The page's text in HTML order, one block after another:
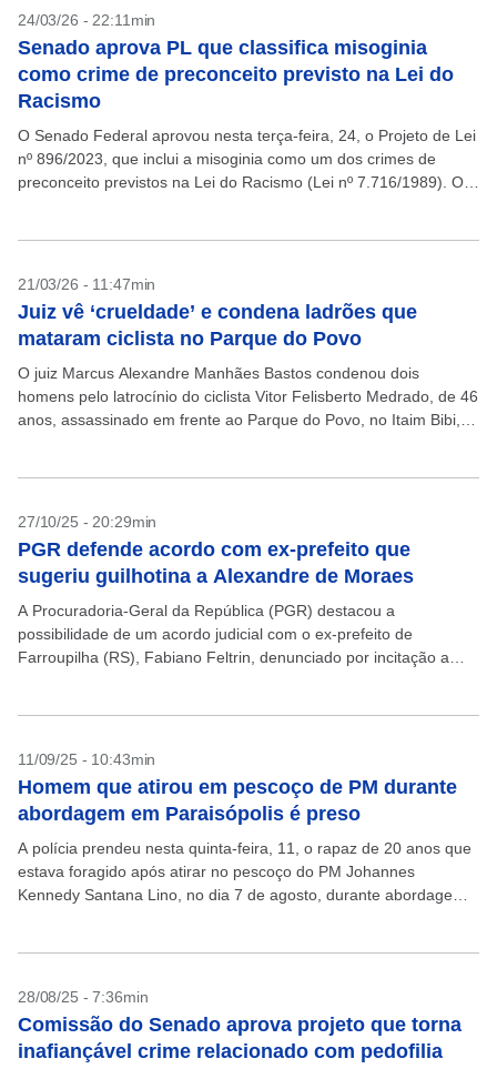
24/03/26 - 22:11min
Senado aprova PL que classifica misoginia
como crime de preconceito previsto na Lei do
Racismo
O Senado Federal aprovou nesta terça-feira, 24, o Projeto de Lei
nº 896/2023, que inclui a misoginia como um dos crimes de
preconceito previstos na Lei do Racismo (Lei nº 7.716/1989). O
21/03/26 - 11:47min
Juiz vê ‘crueldade’ e condena ladrões que
mataram ciclista no Parque do Povo
O juiz Marcus Alexandre Manhães Bastos condenou dois
homens pelo latrocínio do ciclista Vitor Felisberto Medrado, de 46
anos, assassinado em frente ao Parque do Povo, no Itaim Bibi,
27/10/25 - 20:29min
PGR defende acordo com ex-prefeito que
sugeriu guilhotina a Alexandre de Moraes
A Procuradoria-Geral da República (PGR) destacou a
possibilidade de um acordo judicial com o ex-prefeito de
Farroupilha (RS), Fabiano Feltrin, denunciado por incitação a
11/09/25 - 10:43min
Homem que atirou em pescoço de PM durante
abordagem em Paraisópolis é preso
A polícia prendeu nesta quinta-feira, 11, o rapaz de 20 anos que
estava foragido após atirar no pescoço do PM Johannes
Kennedy Santana Lino, no dia 7 de agosto, durante abordagem
28/08/25 - 7:36min
Comissão do Senado aprova projeto que torna
inafiançável crime relacionado com pedofilia